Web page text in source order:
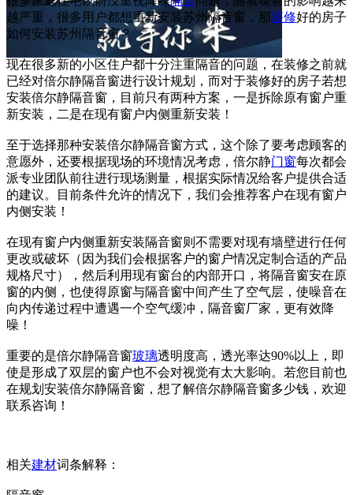
越严重，很多用户都想重新安装苏州隔音窗，那装修好的房子
如何安装苏州隔音窗？
现在很多新的小区住户都十分注重隔音的问题，在装修之前就
已经对倍尔静隔音窗进行设计规划，而对于装修好的房子若想
安装倍尔静隔音窗，目前只有两种方案，一是拆除原有窗户重
新安装，二是在现有窗户内侧重新安装！
至于选择那种安装倍尔静隔音窗方式，这个除了要考虑顾客的
意愿外，还要根据现场的环境情况考虑，倍尔静门窗每次都会
派专业团队前往进行现场测量，根据实际情况给客户提供合适
的建议。目前条件允许的情况下，我们会推荐客户在现有窗户
内侧安装！
在现有窗户内侧重新安装隔音窗则不需要对现有墙壁进行任何
更改或破坏（因为我们会根据客户的窗户情况定制合适的产品
规格尺寸），然后利用现有窗台的内部开口，将隔音窗安在原
窗的内侧，也使得原窗与隔音窗中间产生了空气层，使噪音在
向内传递过程中遭遇一个空气缓冲，隔音窗厂家，更有效降
噪！
重要的是倍尔静隔音窗玻璃透明度高，透光率达90%以上，即
使是形成了双层的窗户也不会对视觉有太大影响。若您目前也
在规划安装倍尔静隔音窗，想了解倍尔静隔音窗多少钱，欢迎
联系咨询！
相关建材词条解释：